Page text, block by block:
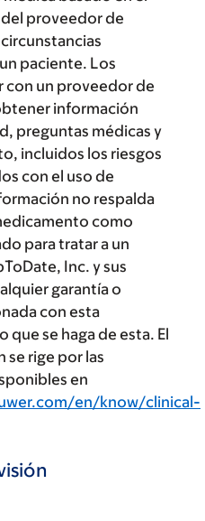
proveedor de
paciente. Los
con un proveedor de
información
preguntas médicas y
incluidos los riesgos
con el uso de
no respalda
como
para tratar a un
Inc. y sus
garantía o
con esta
que se haga de esta. El
se rige por las
en
en/know/clinical-